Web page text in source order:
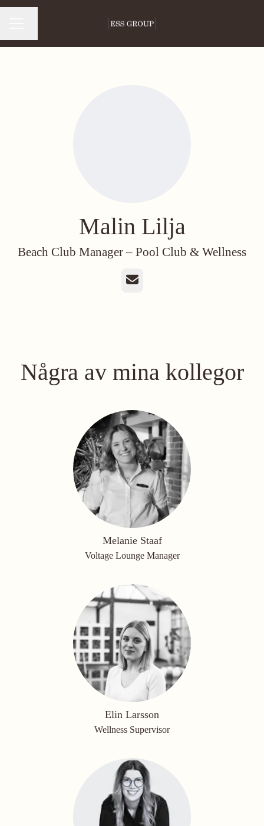
Malin Lilja
Beach Club Manager – Pool Club & Wellness
E-post
Några av mina kollegor
Melanie Staaf
Voltage Lounge Manager
Elin Larsson
Wellness Supervisor